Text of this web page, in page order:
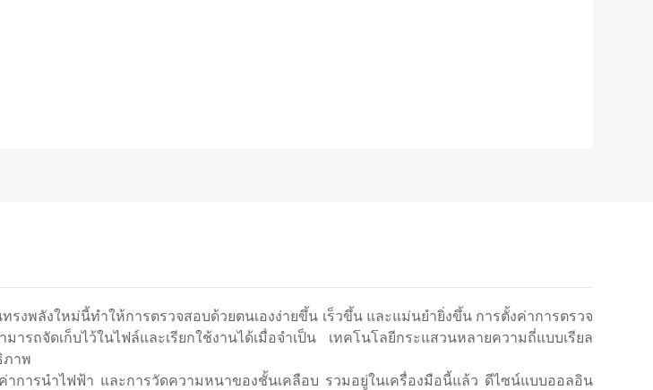
รงพลังใหม่นี้ทำให้การตรวจสอบด้วยตนเองง่ายขึ้น เร็วขึ้น และแม่นยำยิ่งขึ้น การตั้งค่าการตรวจ
รถจัดเก็บไว้ในไฟล์และเรียกใช้งานได้เมื่อจำเป็นเทคโนโลยีกระแสวนหลายความถี่แบบเรียล
ภาพ
าการนำไฟฟ้า และการวัดความหนาของชั้นเคลือบ รวมอยู่ในเครื่องมือนี้แล้ว ดีไซน์แบบออลอิน